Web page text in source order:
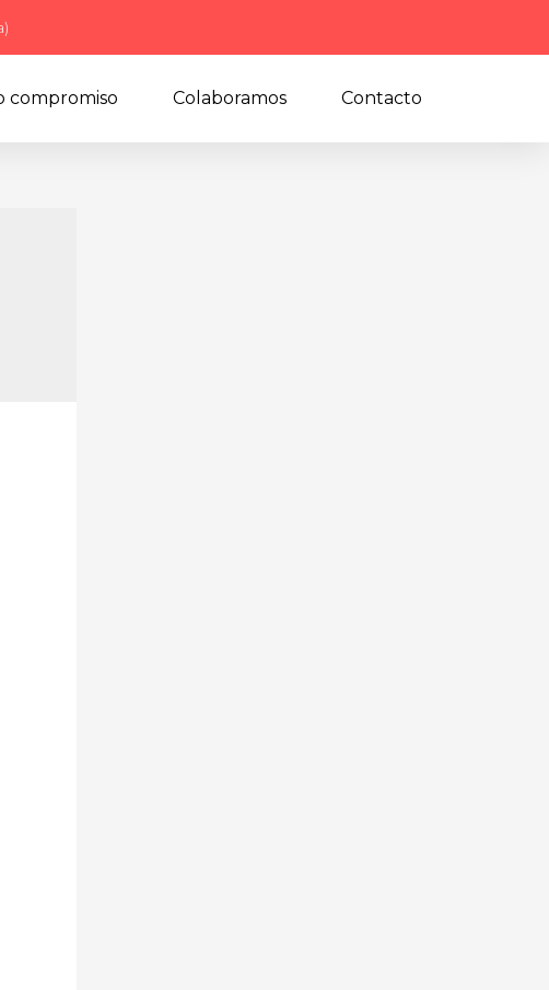
compromiso Colaboramos Contacto